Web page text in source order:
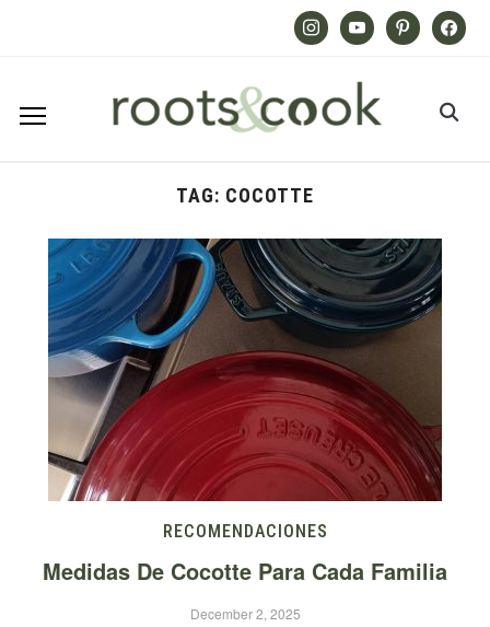
InstagramYoutube PinterestFacebook
TAG: COCOTTE
RECOMENDACIONES
Medidas De Cocotte Para Cada Familia
December 2, 2025